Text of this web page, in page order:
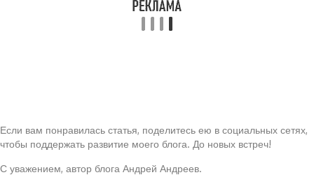
Если вам понравилась статья, поделитесь ею в социальных сетях,
чтобы поддержать развитие моего блога. До новых встреч!
С уважением, автор блога Андрей Андреев.